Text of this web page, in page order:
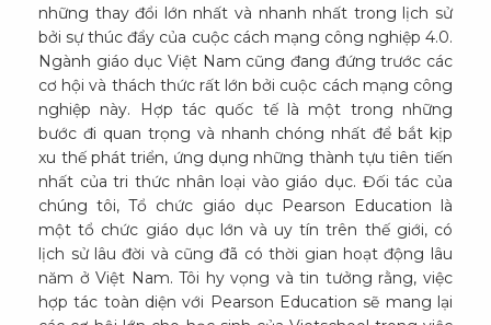
những thay đổi lớn nhất và nhanh nhất trong lịch sử
bởi sự thúc đẩy của cuộc cách mạng công nghiệp 4.0.
Ngành giáo dục Việt Nam cũng đang đứng trước các
cơ hội và thách thức rất lớn bởi cuộc cách mạng công
nghiệp này. Hợp tác quốc tế là một trong những
bước đi quan trọng và nhanh chóng nhất để bắt kịp
xu thế phát triển, ứng dụng những thành tựu tiên tiến
nhất của tri thức nhân loại vào giáo dục. Đối tác của
chúng tôi, Tổ chức giáo dục Pearson Education là
một tổ chức giáo dục lớn và uy tín trên thế giới, có
lịch sử lâu đời và cũng đã có thời gian hoạt động lâu
năm ở Việt Nam. Tôi hy vọng và tin tưởng rằng, việc
hợp tác toàn diện với Pearson Education sẽ mang lại